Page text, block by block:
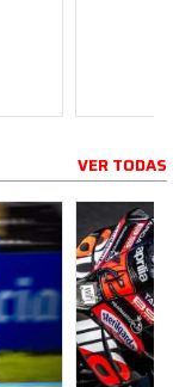
VER TODAS